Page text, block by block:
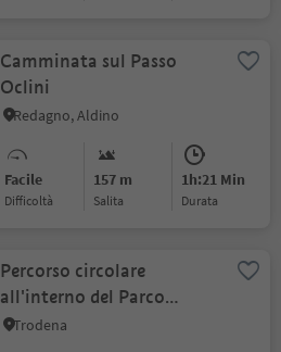
Camminata sul Passo
Oclini
Redagno, Aldino
Facile
Difficoltà
157 m
Salita
1h:21 Min
durata
Percorso circolare
all'interno del Parco
Naturale Monte Corno
Trodena